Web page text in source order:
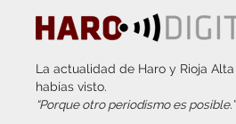
La actualidad de Haro y Rioja
habías visto.
“Porque otro periodismo es posible.”